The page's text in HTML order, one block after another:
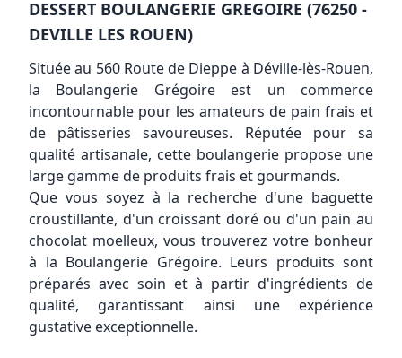
DESSERT BOULANGERIE GREGOIRE (76250 -
DEVILLE LES ROUEN)
Située au 560 Route de Dieppe à Déville-lès-Rouen,
la Boulangerie Grégoire est un commerce
incontournable pour les amateurs de pain frais et
de pâtisseries savoureuses. Réputée pour sa
qualité artisanale, cette boulangerie propose une
large gamme de produits frais et gourmands.
Que vous soyez à la recherche d'une baguette
croustillante, d'un croissant doré ou d'un pain au
chocolat moelleux, vous trouverez votre bonheur
à la Boulangerie Grégoire. Leurs produits sont
préparés avec soin et à partir d'ingrédients de
qualité, garantissant ainsi une expérience
gustative exceptionnelle.